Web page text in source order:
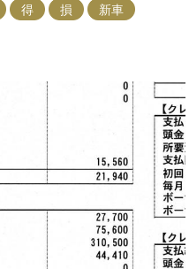
得 損
新車